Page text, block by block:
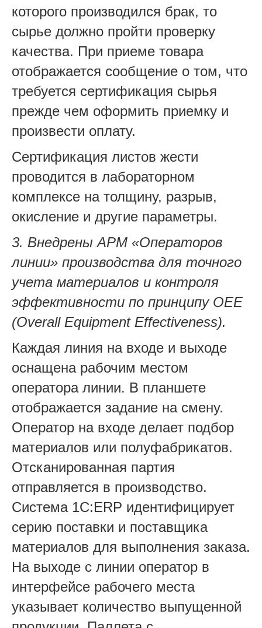
которого производился брак, то
сырье должно пройти проверку
качества. При приеме товара
отображается сообщение о том, что
требуется сертификация сырья
прежде чем оформить приемку и
произвести оплату.
Сертификация листов жести
проводится в лабораторном
комплексе на толщину, разрыв,
окисление и другие параметры.
3. Внедрены АРМ «Операторов
линии» производства для точного
учета материалов и контроля
эффективности по принципу OEE
(Overall Equipment Effectiveness).
Каждая линия на входе и выходе
оснащена рабочим местом
оператора линии. В планшете
отображается задание на смену.
Оператор на входе делает подбор
материалов или полуфабрикатов.
Отсканированная партия
отправляется в производство.
Система 1С:ERP идентифицирует
серию поставки и поставщика
материалов для выполнения заказа.
На выходе с линии оператор в
интерфейсе рабочего места
указывает количество выпущенной